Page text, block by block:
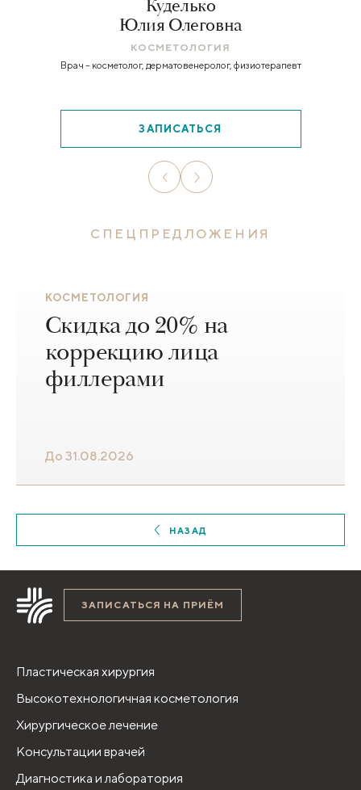
Куделько
Юлия Олеговна
КОСМЕТОЛОГИЯ
Врач – косметолог, дерматовенеролог, физиотерапевт
ЗАПИСАТЬСЯ
СПЕЦПРЕДЛОЖЕНИЯ
КОСМЕТОЛОГИЯ
Скидка до 20% на
коррекцию лица
филлерами
До 31.08.2026
НАЗАД
ЗАПИСАТЬСЯ НА ПРИЁМ
Пластическая хирургия
Высокотехнологичная косметология
Хирургическое лечение
Консультации врачей
Диагностика и лаборатория